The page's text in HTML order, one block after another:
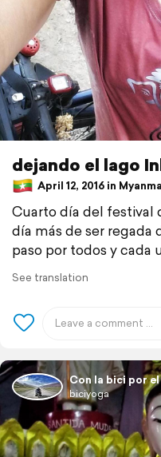
dejando el lago
April 12, 2016 in
Cuarto día del festival
día más de ser regada
paso por todos y cada
See translation
Con la bici por el
biciyoga